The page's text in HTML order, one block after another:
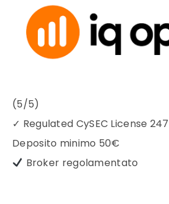
(5/5)
✓ Regulated CySEC License
Deposito minimo 50€
Broker regolamentato